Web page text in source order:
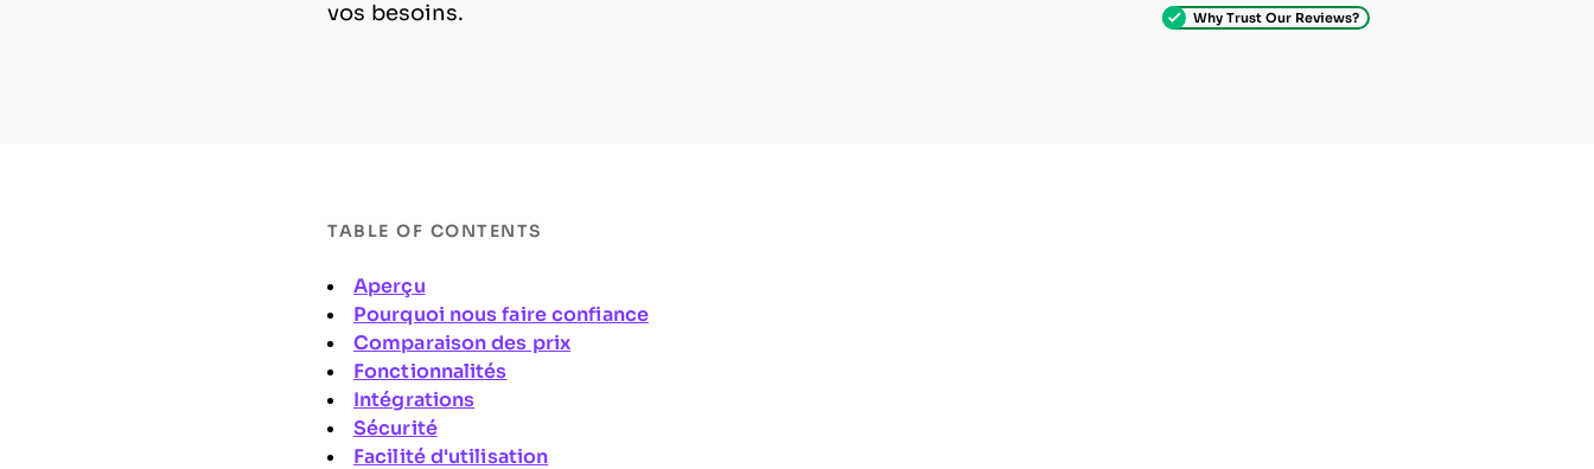
vos besoins.
Why Trust Our Reviews?
TABLE OF CONTENTS
Aperçu
Pourquoi nous faire confiance
Comparaison des prix
Fonctionnalités
Intégrations
Sécurité
Facilité d'utilisation